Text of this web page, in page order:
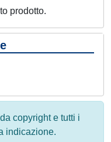
prodotto.
copyright e tutti i
indicazione.